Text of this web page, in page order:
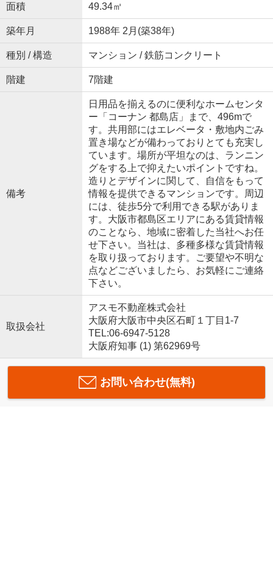
面積 49.34㎡
築年月 1988年 2月(築38年)
種別 / 構造 マンション / 鉄筋コンクリート
階建 7階建
備考
日用品を揃えるのに便利なホームセンタ
ー「コーナン 都島店」まで、496mで
す。共用部にはエレベータ・敷地内ごみ
置き場などが備わっておりとても充実し
ています。場所が平坦なのは、ランニン
グをする上で抑えたいポイントですね。
造りとデザインに関して、自信をもって
情報を提供できるマンションです。周辺
には、徒歩5分で利用できる駅がありま
す。大阪市都島区エリアにある賃貸情報
のことなら、地域に密着した当社へお任
せ下さい。当社は、多種多様な賃貸情報
を取り扱っております。ご要望や不明な
点などございましたら、お気軽にご連絡
下さい。
取扱会社
アスモ不動産株式会社
大阪府大阪市中央区石町１丁目1-7
TEL:06-6947-5128
大阪府知事 (1) 第62969号
お問い合わせ(無料)